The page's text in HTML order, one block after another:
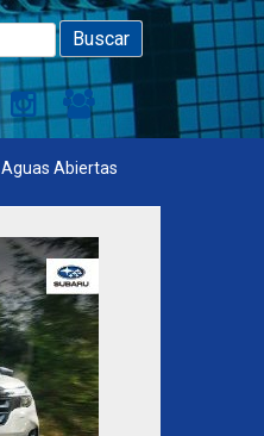
Aguas Abiertas